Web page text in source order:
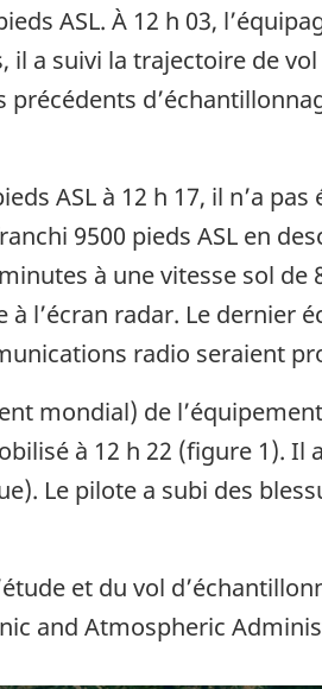
ASL. À 12 h 03,
il a suivi la trajectoire de
ASL à 12 h 17, il n’a
9500 pieds ASL en
à une vitesse sol
à l’écran radar. Le dernier
radio seraient
mondial) de
à 12 h 22 (figure 1).
Le pilote a subi des
et du vol
and Atmospheric